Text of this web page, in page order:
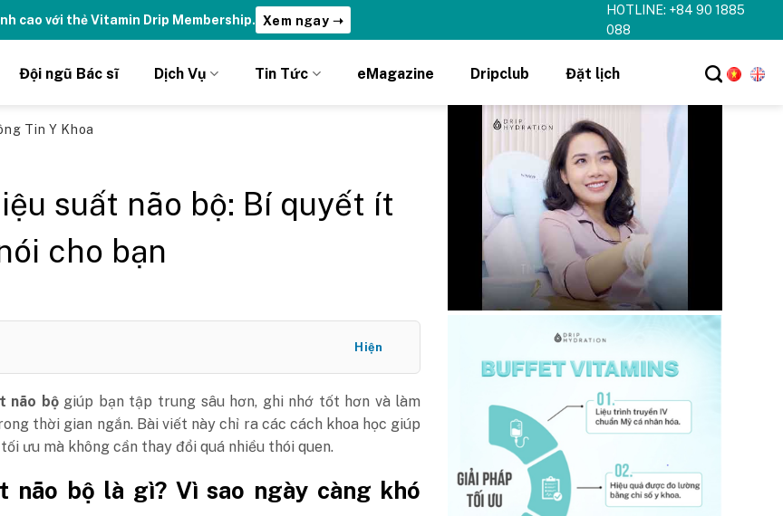
| Nhận ưu đãi chỉ DÀNH RIÊNG cho Member DripClub!
HOTLINE: +84 90 1885
088
Đội ngũ Bác sĩ Dịch Vụ Tin Tức eMagazine Dripclub Đặt lịch
Tin Y Khoa
suất não bộ: Bí quyết ít
cho bạn
Hiện
não bộgiúp bạn tập trung sâu hơn, ghi nhớ tốt hơn và làm
thời gian ngắn. Bài viết này chỉ ra các cách khoa học giúp
ưu mà không cần thay đổi quá nhiều thói quen.
não bộ là gì? Vì sao ngày càng khó